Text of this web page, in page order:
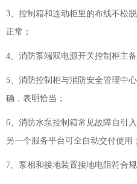
3、控制箱和连动柜里的布线不松
正常；
4、消防泵端双电源开关控制柜主
5、消防控制柜与消防安全管理中
确，表明恰当；
6、消防水泵控制箱常见故障自引
另一个服务平台可全自动交付使用；
7、泵相和接地装置接地电阻符合规